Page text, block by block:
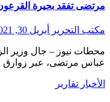
مرتضى تفقد بحيرة
مكتب التحرير أبريل 30, 2021
محطات نيوز – جال وزير الزراعة في حكومة تصريف الأعمال
عباس مرتضى، عبر زوارق
الأخبار تقارير